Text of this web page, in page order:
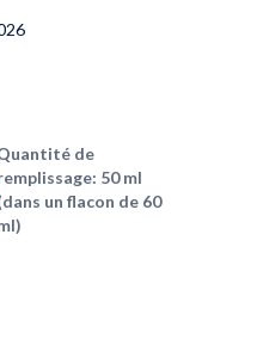
de
50 ml
un flacon de 60